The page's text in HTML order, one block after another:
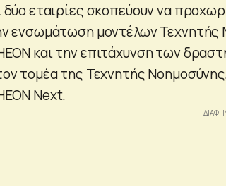
δύο εταιρίες σκοπεύουν να
ενσωμάτωση μοντέλων Τεχνητής
και την επιτάχυνση των
τομέα της Τεχνητής
Next.